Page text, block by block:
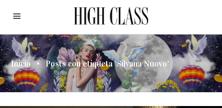
Inicio • Posts con etiqueta "Silvana Nuovo"